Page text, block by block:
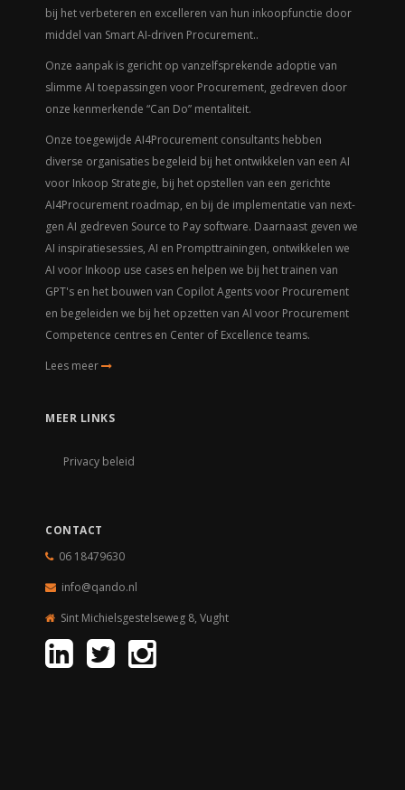
bij het verbeteren en excelleren van hun inkoopfunctie door
middel van Smart AI-driven Procurement..
Onze aanpak is gericht op vanzelfsprekende adoptie van
slimme AI toepassingen voor Procurement, gedreven door
onze kenmerkende “Can Do” mentaliteit.
Onze toegewijde AI4Procurement consultants hebben
diverse organisaties begeleid bij het ontwikkelen van een AI
voor Inkoop Strategie, bij het opstellen van een gerichte
AI4Procurement roadmap, en bij de implementatie van next-
gen AI gedreven Source to Pay software. Daarnaast geven we
AI inspiratiesessies, AI en Prompttrainingen, ontwikkelen we
AI voor Inkoop use cases en helpen we bij het trainen van
GPT's en het bouwen van Copilot Agents voor Procurement
en begeleiden we bij het opzetten van AI voor Procurement
Competence centres en Center of Excellence teams.
Lees meer
MEER LINKS
Privacy beleid
CONTACT
06 18479630
info@qando.nl
Sint Michielsgestelseweg 8, Vught